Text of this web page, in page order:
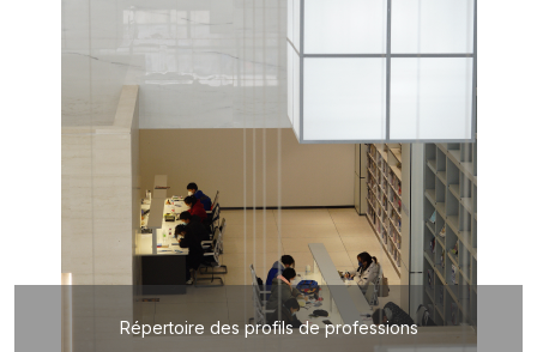
Répertoire des profils de professions